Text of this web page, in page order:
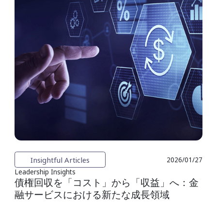
Insightful Articles
2026/01/27
Leadership Insights
債権回収を「コスト」から「収益」へ：金
融サービスにおける新たな成長領域